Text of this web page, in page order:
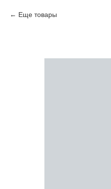
Еще товары